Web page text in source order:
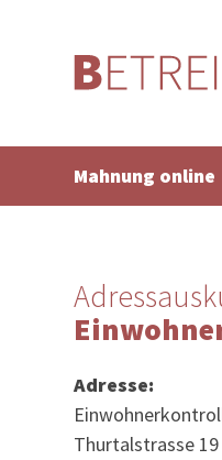
Mahnung online
Adresse:
Thurtalstrasse 19